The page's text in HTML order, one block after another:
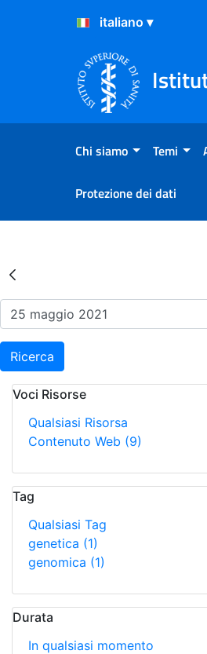
Salta al Contenuto
Salta al Footer
Chi siamo Temi
Protezione dei dati
Risultati della
Ricerca
Voci Risorse
Qualsiasi Risorsa
Contenuto Web (9)
Tag
Qualsiasi Tag
genetica (1)
genomica (1)
Durata
In qualsiasi momento